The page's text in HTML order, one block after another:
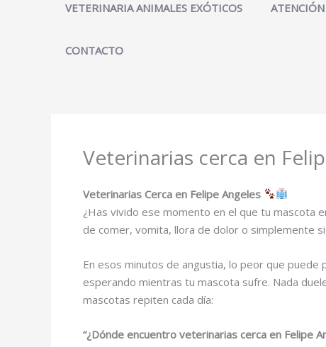
VETERINARIA ANIMALES EXÓTICOS
CONTACTO
Veterinarias cerca en
Veterinarias Cerca en Felipe Angeles
¿Has vivido ese momento en el que tu mascota
de comer, vomita, llora de dolor o simplemente
En esos minutos de angustia, lo peor que
esperando mientras tu mascota sufre. Nada
mascotas repiten cada día:
“¿Dónde encuentro veterinarias cerca en Felipe